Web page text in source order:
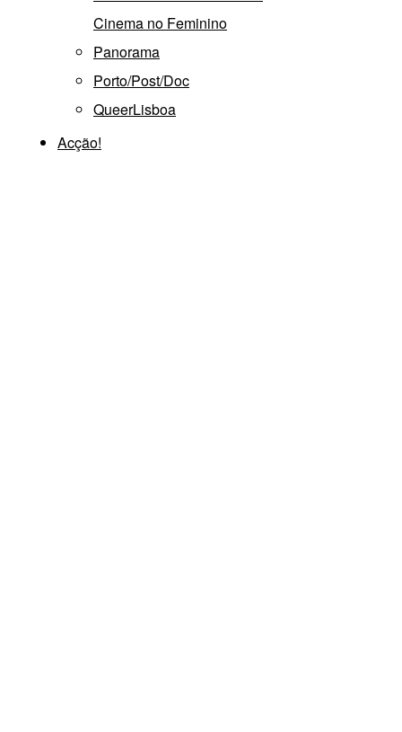
Cinema no Feminino
Panorama
Porto/Post/Doc
QueerLisboa
Acção!